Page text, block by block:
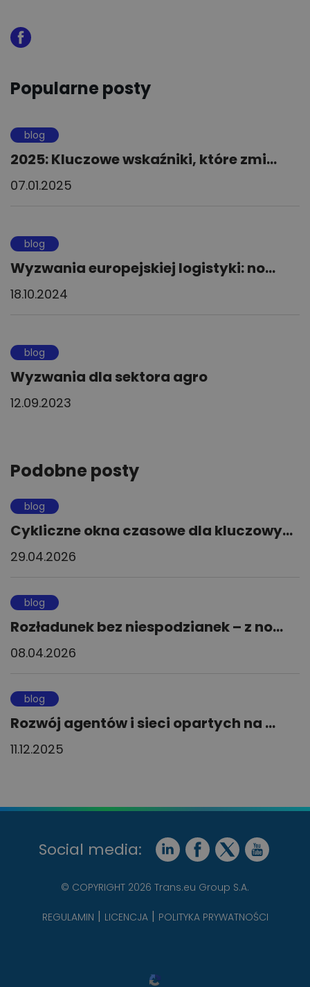
Popularne posty
blog
2025: Kluczowe wskaźniki, które zmi...
07.01.2025
blog
Wyzwania europejskiej logistyki: no...
18.10.2024
blog
Wyzwania dla sektora agro
12.09.2023
Podobne posty
blog
Cykliczne okna czasowe dla kluczowy...
29.04.2026
blog
Rozładunek bez niespodzianek – z no...
08.04.2026
blog
Rozwój agentów i sieci opartych na ...
11.12.2025
Social media:
© COPYRIGHT 2026 Trans.eu Group S.A.
REGULAMIN LICENCJA POLITYKA PRYWATNOŚCI